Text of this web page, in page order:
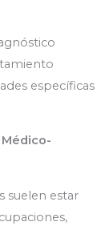
específicas
suelen estar